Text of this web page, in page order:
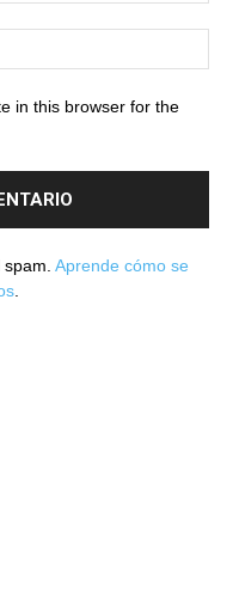
in this browser for the
spam. Aprende cómo se
.